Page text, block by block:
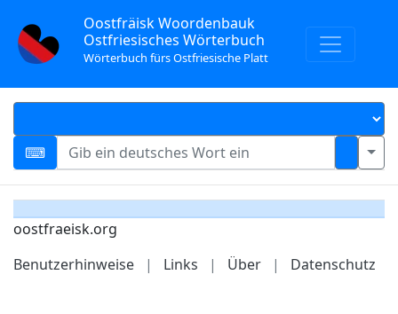
Oostfräisk Woordenbauk
Ostfriesisches Wörterbuch
Wörterbuch fürs Ostfriesische Platt
oostfraeisk.org
Benutzerhinweise
| Links | Über | Datenschutz